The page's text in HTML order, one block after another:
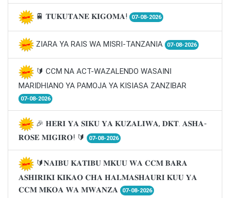
🚆 𝐓𝐔𝐊𝐔𝐓𝐀𝐍𝐄 𝐊𝐈𝐆𝐎𝐌𝐀! 07-08-2026
ZIARA YA RAIS WA MISRI-TANZANIA 07-08-2026
🔰 CCM NA ACT-WAZALENDO WASAINI
MARIDHIANO YA PAMOJA YA KISIASA ZANZIBAR
07-08-2026
🎉 𝐇𝐄𝐑𝐈 𝐘𝐀 𝐒𝐈𝐊𝐔 𝐘𝐀 𝐊𝐔𝐙𝐀𝐋𝐈𝐖𝐀, 𝐃𝐊𝐓. 𝐀𝐒𝐇𝐀-
𝐑𝐎𝐒𝐄 𝐌𝐈𝐆𝐈𝐑𝐎! 🔰
07-08-2026
🔰𝐍𝐀𝐈𝐁𝐔 𝐊𝐀𝐓𝐈𝐁𝐔 𝐌𝐊𝐔𝐔 𝐖𝐀 𝐂𝐂𝐌 𝐁𝐀𝐑𝐀
𝐀𝐒𝐇𝐈𝐑𝐈𝐊𝐈 𝐊𝐈𝐊𝐀𝐎 𝐂𝐇𝐀 𝐇𝐀𝐋𝐌𝐀𝐒𝐇𝐀𝐔𝐑𝐈 𝐊𝐔𝐔 𝐘𝐀
𝐂𝐂𝐌 𝐌𝐊𝐎𝐀 𝐖𝐀 𝐌𝐖𝐀𝐍𝐙𝐀
07-08-2026